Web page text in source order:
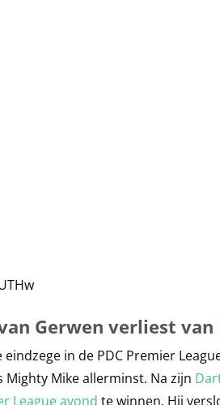
Gerwen verliest van
in de PDC Premier
Mike allerminst. Na zijn
League avond te winnen. Hij